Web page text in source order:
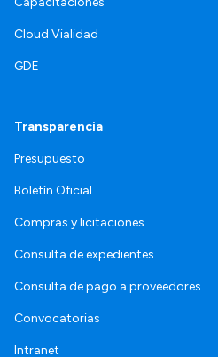
Cloud Vialidad
GDE
Transparencia
Presupuesto
Boletín Oficial
Compras y licitaciones
Consulta de expedientes
Consulta de pago a proveedores
Convocatorias
Intranet